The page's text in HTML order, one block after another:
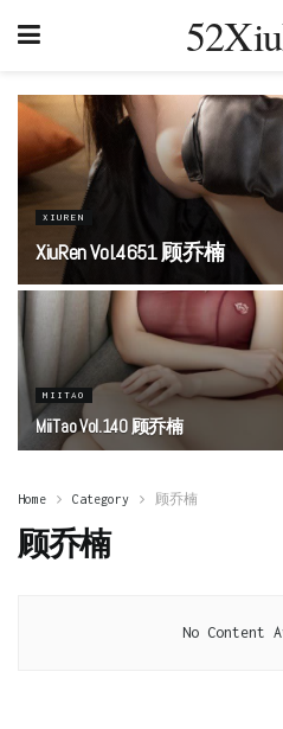
XIUREN
XiuRen Vol.4651 顾乔楠
MIITAO
MiiTao Vol.140 顾乔楠
Home Category 顾乔楠
顾乔楠
No Content